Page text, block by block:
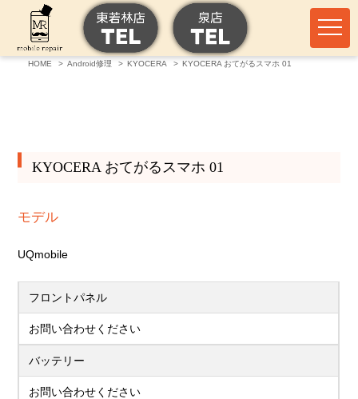
HOME Android修理 KYOCERA KYOCERA おてがるスマホ 01
KYOCERA おてがるスマホ 01
モデル
UQmobile
フロントパネル
お問い合わせください
バッテリー
お問い合わせください